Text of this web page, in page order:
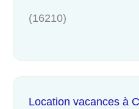
(16210)
Location vacances à